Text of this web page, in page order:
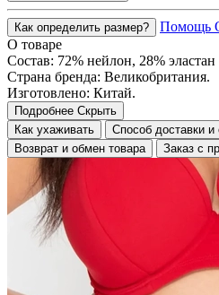
Как определить размер?
Помощь
О товаре
Состав: 72% нейлон, 28% эластан
Страна бренда: Великобритания.
Изготовлено: Китай.
Подробнее Скрыть
Как ухаживать
Способ доставки и
Возврат и обмен товара
Заказ с